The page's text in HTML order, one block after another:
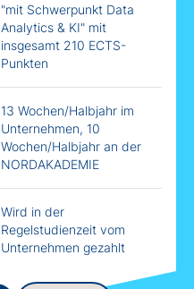
"mit Schwerpunkt Data
Analytics & KI" mit
insgesamt 210 ECTS-
Punkten
13 Wochen/Halbjahr im
Unternehmen, 10
Wochen/Halbjahr an der
NORDAKADEMIE
Wird in der
Regelstudienzeit vom
Unternehmen gezahlt